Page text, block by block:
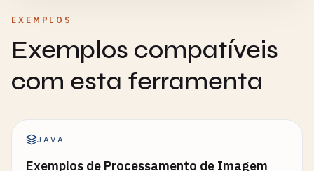
EXEMPLOS
Exemplos compatíveis
com esta ferramenta
JAVA
Exemplos de Processamento de Imagem